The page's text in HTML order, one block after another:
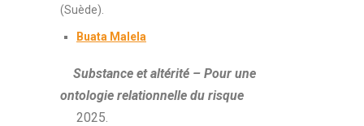
(Suède).
Buata Malela
Substance et altérité – Pour une
ontologie relationnelle du risque
2025.